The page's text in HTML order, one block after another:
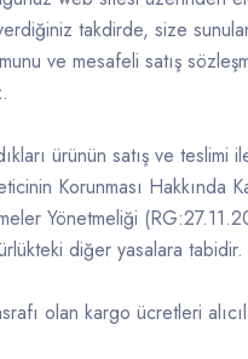
takdirde, size
ve mesafeli satış
ürünün satış ve teslimi
Korunması Hakkında
Yönetmeliği
diğer yasalara tabidir.
olan kargo ücretleri